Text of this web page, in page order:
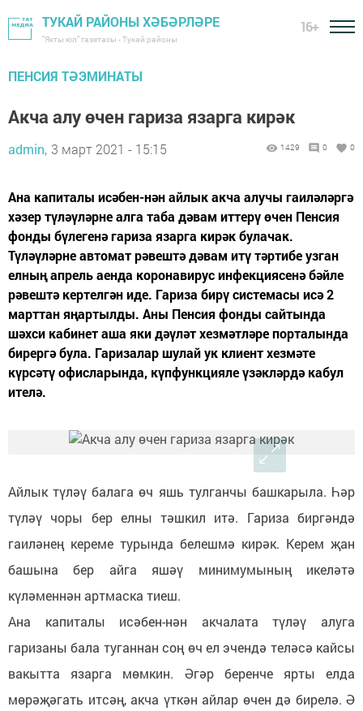
ТУКАЙ РАЙОНЫ ХӘБӘРЛӘРЕ
"Якты юл" газетасы - Тукай районы
16+
ПЕНСИЯ ТӘЭМИНАТЫ
Акча алу өчен гариза язарга кирәк
admin, 3 март 2021 - 15:15 1429 0 0
Ана капиталы исәбен-нән айлык акча алучы гаиләләргә
хәзер түләүләрне алга таба дәвам иттерү өчен Пенсия
фонды бүлегенә гариза язарга кирәк булачак.
Түләүләрне автомат рәвештә дәвам итү тәртибе узган
елның апрель аенда коронавирус инфекциясенә бәйле
рәвештә кертелгән иде. Гариза бирү системасы исә 2
марттан яңартылды. Аны Пенсия фонды сайтында
шәхси кабинет аша яки дәүләт хезмәтләре порталында
бирергә була. Гаризалар шулай ук клиент хезмәте
күрсәтү офисларында, күпфункцияле үзәкләрдә кабул
ителә.
Айлык түләү балага өч яшь тулганчы башкарыла. Һәр
түләү чоры бер елны тәшкил итә. Гариза биргәндә
гаиләнең кереме турында белешмә кирәк. Керем җан
башына бер айга яшәү минимумының икеләтә
күләменнән артмаска тиеш.
Ана капиталы исәбен-нән акчалата түләү алуга
гаризаны бала туганнан соң өч ел эчендә теләсә кайсы
вакытта язарга мөмкин. Әгәр беренче ярты елда
мөрәҗәгать итсәң, акча үткән айлар өчен дә бирелә. Ә